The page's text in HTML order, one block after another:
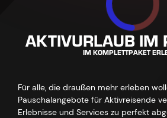
AKTIVURLAUB IM
IM KOMPLETTPAKET
Für alle, die draußen mehr erleben
Pauschalangebote für Aktivreisende
Erlebnisse und Services zu perfekt